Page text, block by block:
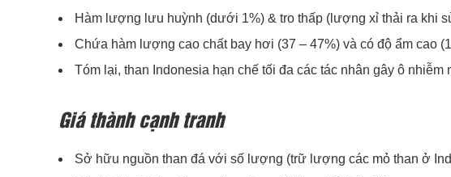
Hàm lượng lưu huỳnh (dưới 1%) & tro thấp (lượng xỉ thải ra khi
Chứa hàm lượng cao chất bay hơi (37 – 47%) và có độ ẩm cao
Tóm lại, than Indonesia hạn chế tối đa các tác nhân gây ô
Giá thành cạnh tranh
Sở hữu nguồn than đá với số lượng (trữ lượng các mỏ than ở